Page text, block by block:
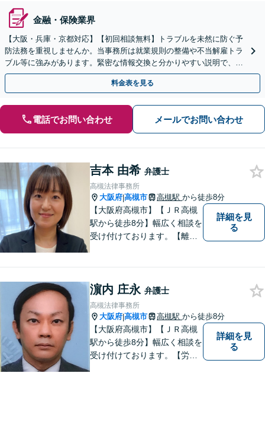
金融・保険業界
【大阪・兵庫・京都対応】【初回相談無料】トラブルを未然に防ぐ予
防法務を重視しませんか。当事務所は就業規則の整備や不当解雇トラ
ブル等に強みがあります。緊密な情報交換と分かりやすい説明で、経
営の安定を支えます。スポット相談も歓迎！
料金表を見る
電話でお問い合わせ メールでお問い合わせ
吉本 由希 弁護士
高槻法律事務所
大阪府|高槻市 高槻駅 から徒歩8分
【大阪府高槻市】【ＪＲ高槻
駅から徒歩8分】幅広く相談を
受け付けております。【離
ど将来の不安の予防まで。
詳細を見
る
濵内 庄永 弁護士
高槻法律事務所
大阪府|高槻市 高槻駅 から徒歩8分
【大阪府高槻市】【ＪＲ高槻
駅から徒歩8分】幅広く相談を
受け付けております。【労働
詳細を見
る